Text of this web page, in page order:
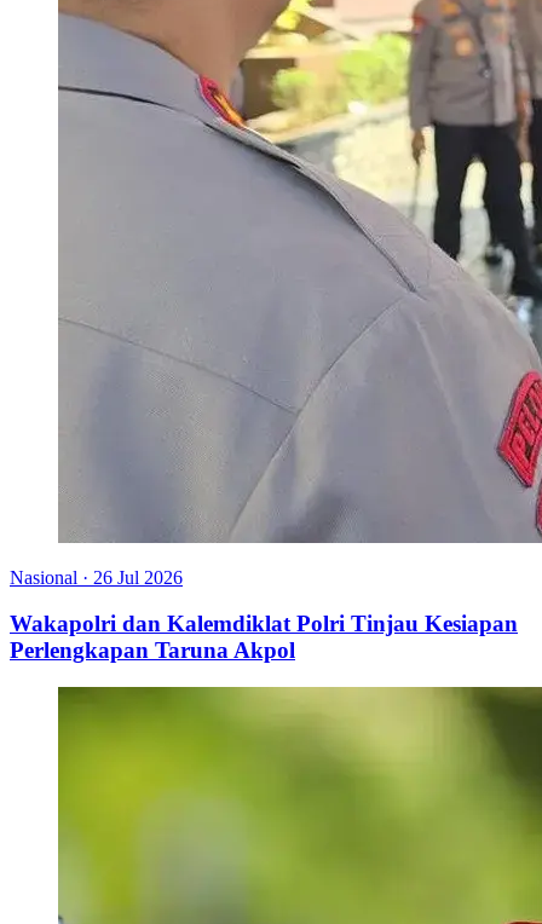
Nasional · 26 Jul 2026
Wakapolri dan Kalemdiklat Polri Tinjau Kesiapan
Perlengkapan Taruna Akpol